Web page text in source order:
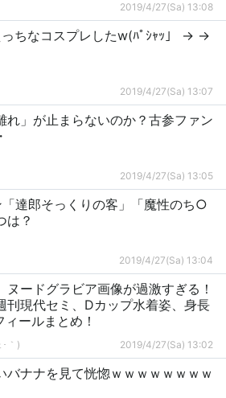
2019/4/27(Sa) 13:08
っちなコスプレしたw(ﾊﾟｼｬｯ」 → →
2019/4/27(Sa) 13:07
れ」が止まらないのか？古参ファン
2019/4/27(Sa) 13:05
達郎そっくりの客」「魔性のち○
は？
2019/4/27(Sa) 13:04
ヌードグラビア画像が過激すぎる！
刊現代セミ、Dカップ水着姿、身長
ールまとめ！
｀) 2019/4/27(Sa) 13:02
バナナを見て恍惚ｗｗｗｗｗｗｗｗ